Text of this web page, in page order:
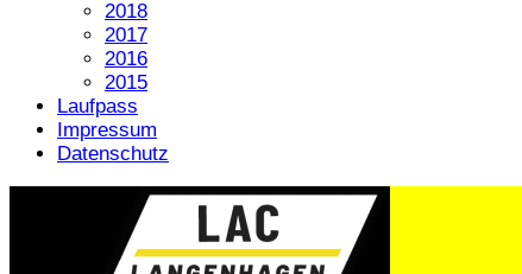
2018
2017
2016
2015
Laufpass
Impressum
Datenschutz